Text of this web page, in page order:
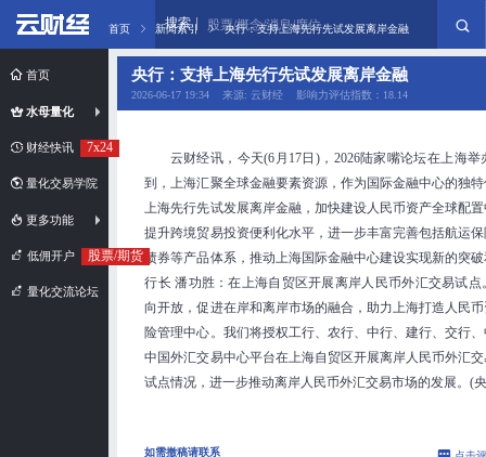
首页
水母量化
财经快讯 7x24
量化交易学院
更多功能
低佣开户 股票/期货
量化交流论坛
首页 新闻索引 央行：支持上海先行先试发展离岸金融
搜索 股票/概念/消息/席位
央行：支持上海先行先试发展离岸金融
2026-06-17 19:34 来源: 云财经 影响力评估指数：18.14
云财经讯，今天(6月17日)，2026陆家嘴论坛在上海
到，上海汇聚全球金融要素资源，作为国际金融中心的独
上海先行先试发展离岸金融，加快建设人民币资产全球配
提升跨境贸易投资便利化水平，进一步丰富完善包括航运
债券等产品体系，推动上海国际金融中心建设实现新的突
行长 潘功胜：在上海自贸区开展离岸人民币外汇交易试
向开放，促进在岸和离岸市场的融合，助力上海打造人民
险管理中心。我们将授权工行、农行、中行、建行、交行
中国外汇交易中心平台在上海自贸区开展离岸人民币外汇
试点情况，进一步推动离岸人民币外汇交易市场的发展。(
如需撤稿请联系